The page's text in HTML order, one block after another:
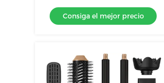
estuche de cuero
Consiga el mejor precio